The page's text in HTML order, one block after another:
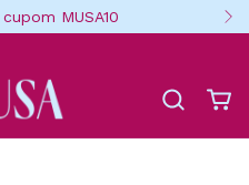
MUSA10